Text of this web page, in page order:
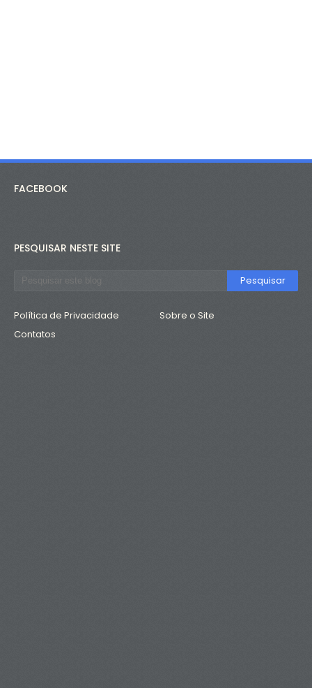
FACEBOOK
PESQUISAR NESTE SITE
Política de Privacidade
Sobre o Site
Contatos